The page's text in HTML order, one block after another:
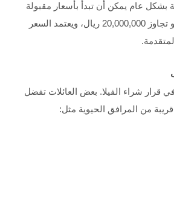
بشكل عام يمكن أن تبدأ بأسعار مقبولة
تصل إلى 900,000 ريال أو تجاوز 20,000,000 ريال، ويعتمد السعر
قرار شراء الفيلا. بعض العائلات تفضل
من المرافق الحيوية مثل: